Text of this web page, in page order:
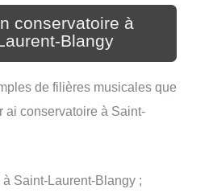
conservatoire à
Blangy
de filières musicales que
ai conservatoire à Saint-
Saint-Laurent-Blangy ;